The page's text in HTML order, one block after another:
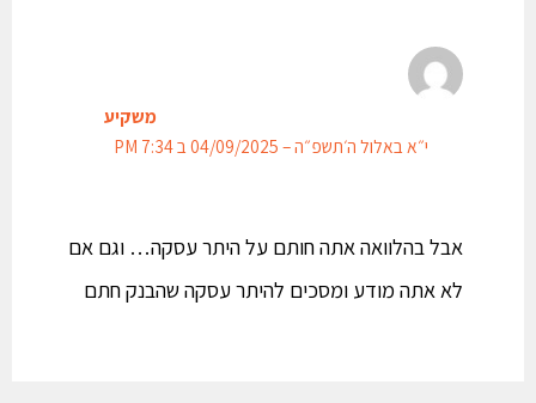
משקיע
י״א באלול ה׳תשפ״ה – 04/09/2025 ב 7:34 PM
אבל בהלוואה אתה חותם על היתר עסקה… וגם אם
לא אתה מודע ומסכים להיתר עסקה שהבנק חתם